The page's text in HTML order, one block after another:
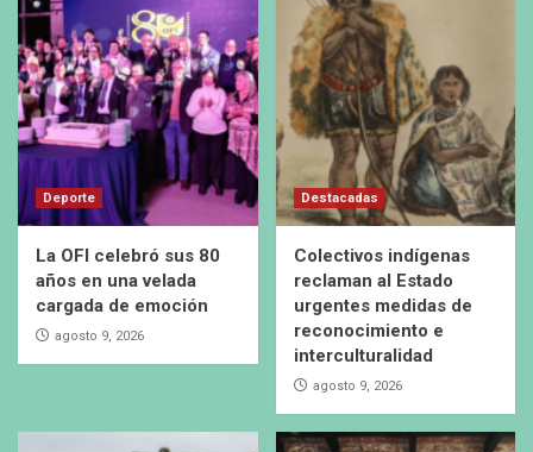
Deporte
La OFI celebró sus 80
años en una velada
cargada de emoción
agosto 9, 2026
Destacadas
Colectivos indígenas
reclaman al Estado
urgentes medidas de
reconocimiento e
interculturalidad
agosto 9, 2026